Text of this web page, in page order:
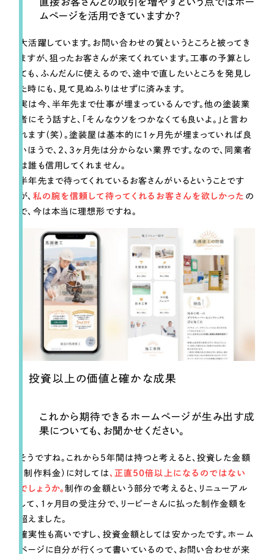
ムページを活用できていますか？
大活躍しています。お問い合わせの質というところと被ってき
ますが、狙ったお客さんが来てくれています。工事の予算とし
ても、ふんだんに使えるので、途中で直したいところを発見し
た時にも、見て見ぬふりはせずに済みます。
実は今、半年先まで仕事が埋まっているんです。他の塗装業
者にそう話すと、「そんなウソをつかなくても良いよ。」と言わ
れます（笑）。塗装屋は基本的に1ヶ月先が埋まっていれば良
いほうで、2、3ヶ月先は分からない業界です。なので、同業者
は誰も信用してくれません。
半年先まで待ってくれているお客さんがいるということです
が、 私の腕を信頼して待ってくれるお客さんを欲しかった の
で、今は本当に理想形ですね。
投資以上の価値と確かな成果
これから期待できるホームページが生み出す成
果についても、お聞かせください。
そうですね。これから5年間は持つと考えると、投資した金額
（制作料金）に対しては 、正直50倍以上になるのではない
でしょうか。制作の金額という部分で考えると、リニューアル
して、1ヶ月目の受注分で、リーピーさんに払った制作金額を
超えました。
確実性も高いですし、投資金額としては安かったです。ホーム
ページに自分が行くって書いているので、お問い合わせが来